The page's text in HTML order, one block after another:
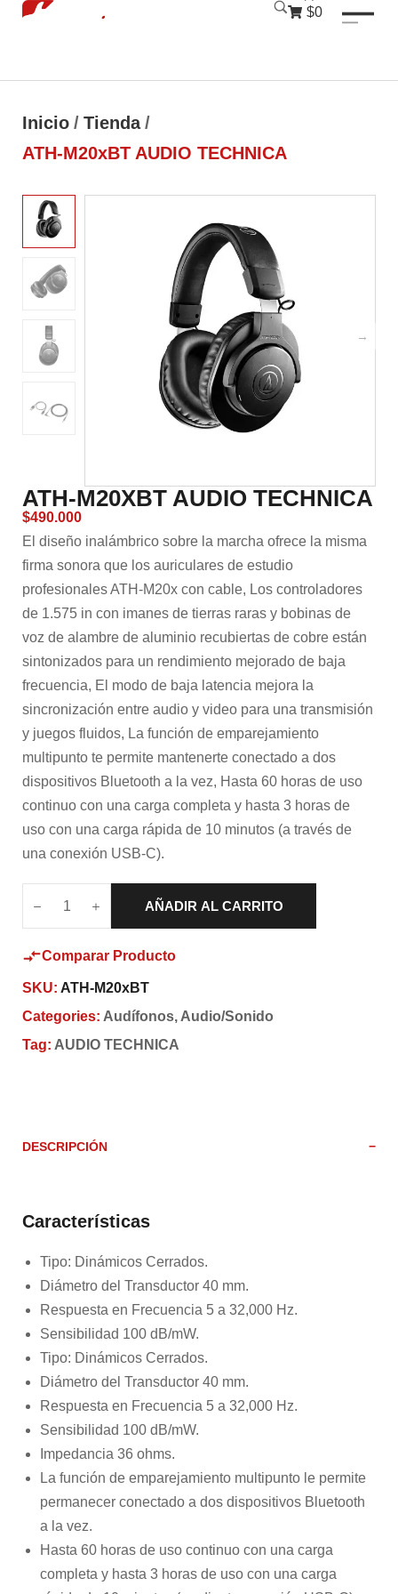
$0
Inicio / Tienda /
ATH-M20xBT AUDIO TECHNICA
ATH-M20XBT AUDIO TECHNICA
$490.000
El diseño inalámbrico sobre la marcha ofrece la misma
firma sonora que los auriculares de estudio
profesionales ATH-M20x con cable, Los controladores
de 1.575 in con imanes de tierras raras y bobinas de
voz de alambre de aluminio recubiertas de cobre están
sintonizados para un rendimiento mejorado de baja
frecuencia, El modo de baja latencia mejora la
sincronización entre audio y video para una transmisión
y juegos fluidos, La función de emparejamiento
multipunto te permite mantenerte conectado a dos
dispositivos Bluetooth a la vez, Hasta 60 horas de uso
continuo con una carga completa y hasta 3 horas de
uso con una carga rápida de 10 minutos (a través de
una conexión USB-C).
AÑADIR AL CARRITO
Comparar Producto
SKU: ATH-M20xBT
Categories: Audífonos, Audio/Sonido
Tag: AUDIO TECHNICA
DESCRIPCIÓN
Características
Tipo: Dinámicos Cerrados.
Diámetro del Transductor 40 mm.
Respuesta en Frecuencia 5 a 32,000 Hz.
Sensibilidad 100 dB/mW.
Tipo: Dinámicos Cerrados.
Diámetro del Transductor 40 mm.
Respuesta en Frecuencia 5 a 32,000 Hz.
Sensibilidad 100 dB/mW.
Impedancia 36 ohms.
La función de emparejamiento multipunto le permite
permanecer conectado a dos dispositivos Bluetooth
a la vez.
Hasta 60 horas de uso continuo con una carga
completa y hasta 3 horas de uso con una carga